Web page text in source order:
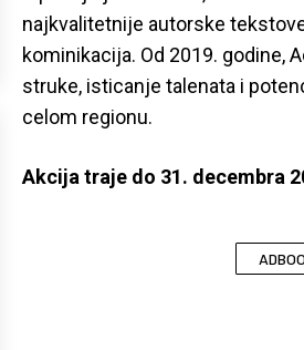
najkvalitetnije autorske
kominikacija. Od 2019. godine,
struke, isticanje talenata i
celom regionu.
Akcija traje do 31. decembra